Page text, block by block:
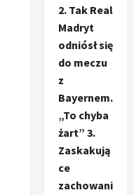
2. Tak Real
Madryt
odniósł się
do meczu
z
Bayernem.
„To chyba
żart” 3.
Zaskakują
ce
zachowani